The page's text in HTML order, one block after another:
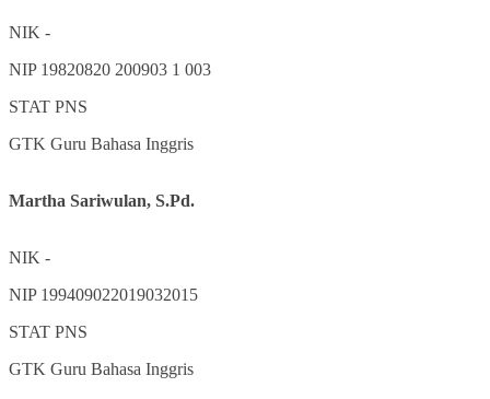
NIK -
NIP 19820820 200903 1 003
STAT PNS
GTK Guru Bahasa Inggris
Martha Sariwulan, S.Pd.
NIK -
NIP 199409022019032015
STAT PNS
GTK Guru Bahasa Inggris